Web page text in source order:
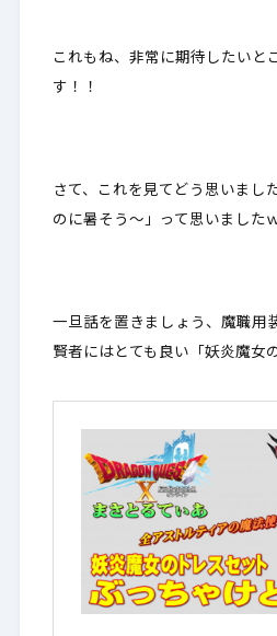
これもね、非常に期待したいと
す！！
さて、これを見てどう思いま
のに暑そう～」って思いました
一旦話を置きましょう、魔職用
賢者にはとても良い「妖炎魔女